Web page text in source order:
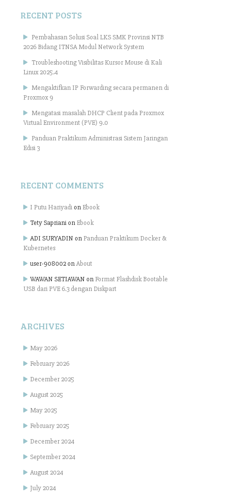
RECENT POSTS
Pembahasan Solusi Soal LKS SMK Provinsi NTB
2026 Bidang ITNSA Modul Network System
Troubleshooting Visibilitas Kursor Mouse di Kali
Linux 2025.4
Mengaktifkan IP Forwarding secara permanen di
Proxmox 9
Mengatasi masalah DHCP Client pada Proxmox
Virtual Environment (PVE) 9.0
Panduan Praktikum Administrasi Sistem Jaringan
Edisi 3
RECENT COMMENTS
I Putu Hariyadi on Ebook
Tety Sapriani on Ebook
ADI SURYADIN on Panduan Praktikum Docker &
Kubernetes
user-908002 onAbout
WAWAN SETIAWAN on Format Flashdisk Bootable
USB dari PVE 6.3 dengan Diskpart
ARCHIVES
May 2026
February 2026
December 2025
August 2025
May 2025
February 2025
December 2024
September 2024
August 2024
July 2024